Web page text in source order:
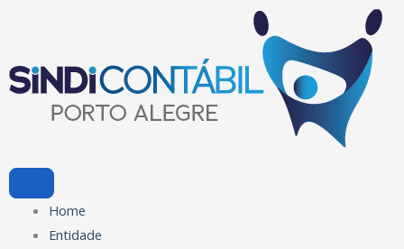
conteúdo
Home
Entidade